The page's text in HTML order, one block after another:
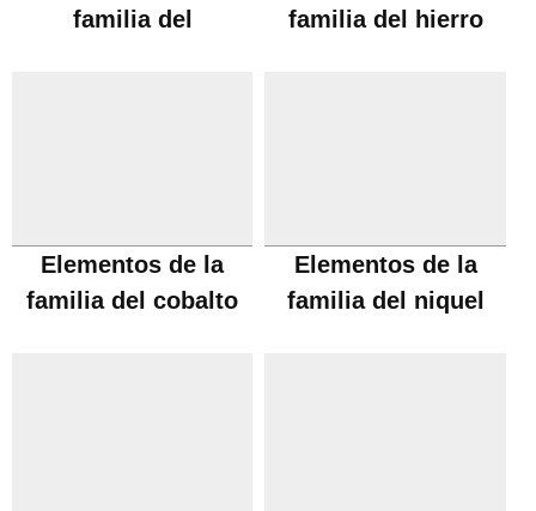
familia del
familia del hierro
Elementos de la
familia del cobalto
Elementos de la
familia del niquel